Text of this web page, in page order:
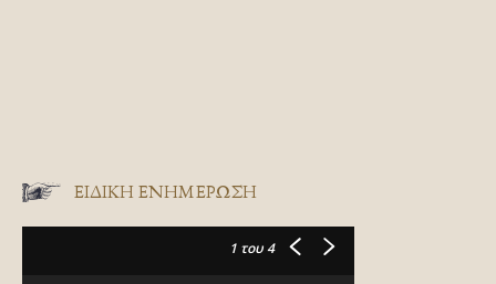
ΕΙΔΙΚΉ ΕΝΗΜΈΡΩΣΗ
1 του 4